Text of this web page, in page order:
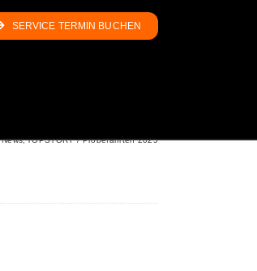
SERVICE TERMIN BUCHEN
News TOPSTORY Probefahrten 2025